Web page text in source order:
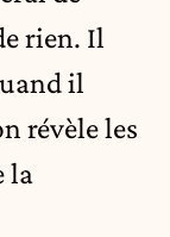
rien. Il
il
révèle les
la